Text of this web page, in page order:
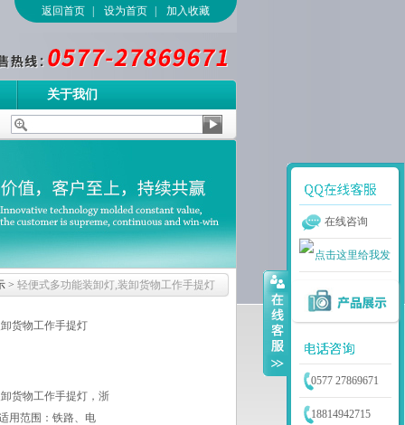
返回首页 设为首页 加入收藏
关于我们
> 轻便式多功能装卸灯,装卸货物工作手提灯
货物工作手提灯
货物工作手提灯，浙
用范围：铁路、电
在线咨询
0577 27869671
18814942715